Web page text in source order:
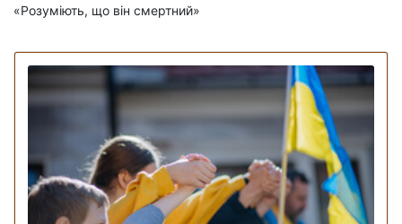
«Розуміють, що він смертний»